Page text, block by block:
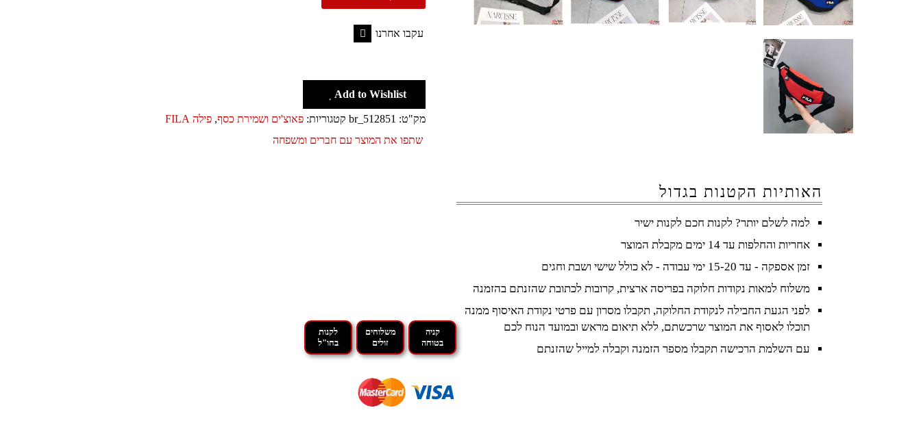
עקבו אחרנו
Add to Wishlist
מק"ט: br_512851 קטגוריות: פאוצ'ים ושמירת כסף, פילה FILA
שתפו את המוצר עם חברים ומשפחה
האותיות הקטנות בגדול
למה לשלם יותר? לקנות חכם לקנות ישיר
אחריות והחלפות עד 14 ימים מקבלת המוצר
זמן אספקה - עד 15-20 ימי עבודה - לא כולל שישי ושבת וחגים
משלוח למאות נקודות חלוקה בפריסה ארצית, קרובות לכתובת שהזנתם בהזמנה
לפני הגעת החבילה לנקודת החלוקה, תקבלו מסרון עם פרטי נקודת האיסוף ממנה
תוכלו לאסוף את המוצר שרכשתם, ללא תיאום מראש ובמועד הנוח לכם
עם השלמת הרכישה תקבלו מספר הזמנה וקבלה למייל שהזנתם
קניה
בטוחה
משלוחים
זולים
לקנות
בחו"ל